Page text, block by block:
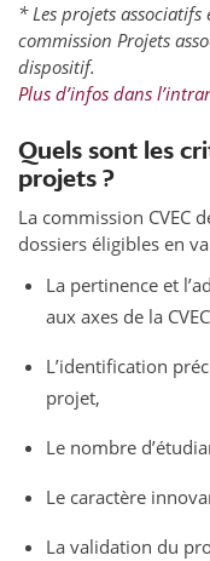
* Les projets
commission Projets
dispositif.
Plus d’infos dans
Quels sont les
projets ?
La commission CVEC
dossiers éligibles en
La pertinence et
aux axes de la
L’identification
projet,
Le nombre
Le caractère
La validation du